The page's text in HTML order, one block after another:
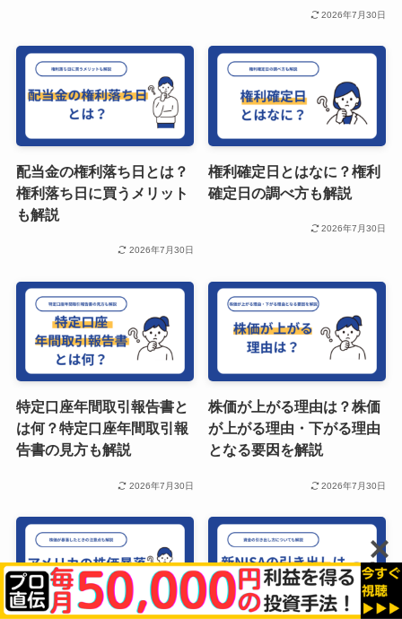
2026年7月30日
配当金の権利落ち日とは？
権利落ち日に買うメリット
も解説
2026年7月30日
権利確定日とはなに？権利
確定日の調べ方も解説
2026年7月30日
特定口座年間取引報告書と
は何？特定口座年間取引報
告書の見方も解説
2026年7月30日
株価が上がる理由は？株価
が上がる理由・下がる理由
となる要因を解説
2026年7月30日